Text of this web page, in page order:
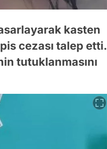
kasten
cezası talep etti.
tutuklanmasını